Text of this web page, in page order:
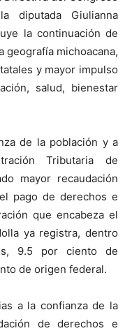
diputada Giulianna
la continuación de
geografía michoacana,
y mayor impulso
salud, bienestar
de la población y a
Tributaria de
mayor recaudación
pago de derechos e
que encabeza el
ya registra, dentro
9.5 por ciento de
de origen federal.
a la confianza de la
de derechos e